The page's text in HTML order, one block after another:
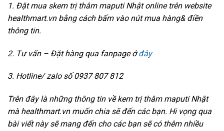
1. Đặt mua skem trị thâm maputi Nhật online trên website
healthmart.vn bằng cách bấm vào nút mua hàng& điền
thông tin.
2. Tư vấn – Đặt hàng qua fanpage ởđây
3. Hotline/ zalo số 0937 807 812
Trên đây là những thông tin về kem trị thâm maputi Nhật
mà healthmart.vn muốn chia sẽ đến các bạn. Hi vọng qua
bài viết này sẽ mang đến cho các bạn sẽ có thêm nhiều